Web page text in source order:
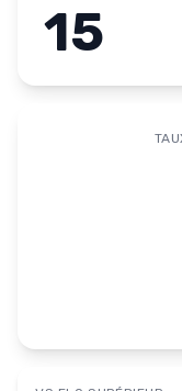
15